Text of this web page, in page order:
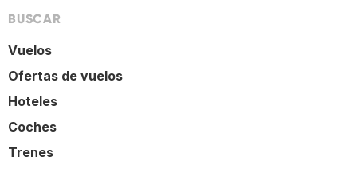
BUSCAR
Vuelos
Ofertas de vuelos
Hoteles
Coches
Trenes